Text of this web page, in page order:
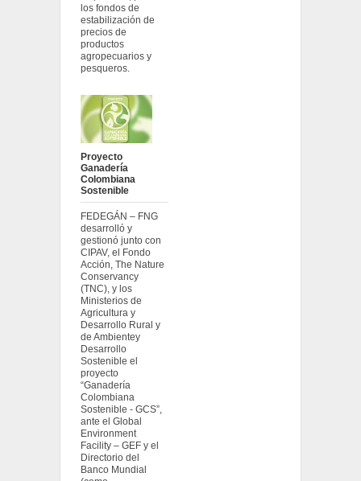
los fondos de
estabilización de
precios de
productos
agropecuarios y
pesqueros.
Proyecto
Ganadería
Colombiana
Sostenible
FEDEGÁN – FNG
desarrolló y
gestionó junto con
CIPAV, el Fondo
Acción, The Nature
Conservancy
(TNC), y los
Ministerios de
Agricultura y
Desarrollo Rural y
de Ambientey
Desarrollo
Sostenible el
proyecto
“Ganadería
Colombiana
Sostenible - GCS”,
ante el Global
Environment
Facility – GEF y el
Directorio del
Banco Mundial